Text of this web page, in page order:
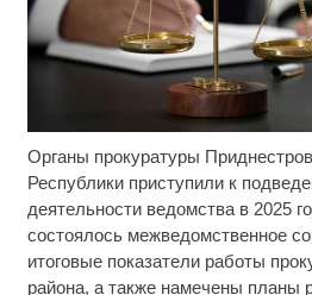
Органы прокуратуры
Республики приступили к
деятельности ведомства в 2025
состоялось межведомственное
итоговые показатели работы
района, а также намечены планы
Ржу не переставая, это
Ролик из Омска: вы